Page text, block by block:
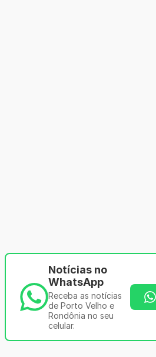
Notícias no
WhatsApp
Receba as notícias
de Porto Velho e
Rondônia no seu
celular.